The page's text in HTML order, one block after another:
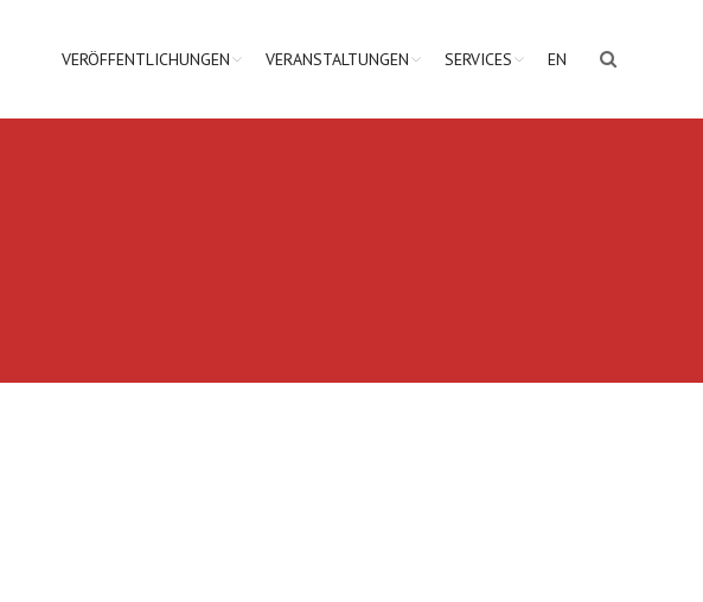
VERÖFFENTLICHUNGEN VERANSTALTUNGEN SERVICES EN